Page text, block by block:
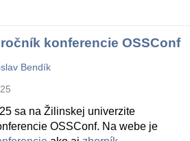
konferencie OSSConf
Bendík
sa na Žilinskej univerzite
OSSConf. Na webe je